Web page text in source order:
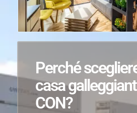
Perché
casa
CON?